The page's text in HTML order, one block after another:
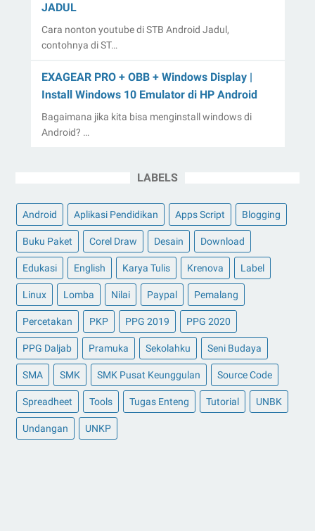
JADUL
Cara nonton youtube di STB Android Jadul,
contohnya di ST…
EXAGEAR PRO + OBB + Windows Display |
Install Windows 10 Emulator di HP Android
Bagaimana jika kita bisa menginstall windows di
Android? …
LABELS
Android Aplikasi Pendidikan Apps Script Blogging
Buku Paket Corel Draw Desain Download
Edukasi English Karya Tulis Krenova Label
Linux Lomba Nilai Paypal Pemalang
Percetakan PKP PPG 2019 PPG 2020
PPG Daljab Pramuka Sekolahku Seni Budaya
SMA SMK SMK Pusat Keunggulan Source Code
Spreadheet Tools Tugas Enteng Tutorial UNBK
Undangan UNKP